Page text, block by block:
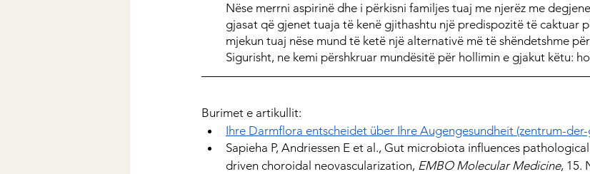
Nëse merrni aspirinë dhe i përkisni familjes tuaj me njerëz me
gjasat që gjenet tuaja të kenë gjithashtu një predispozitë të caktuar
mjekun tuaj nëse mund të ketë një alternativë më të shëndetshme
Sigurisht, ne kemi përshkruar mundësitë për hollimin e gjakut këtu:
Burimet e artikullit:
Ihre Darmflora entscheidet über Ihre Augengesundheit (zentrum-
Sapieha P, Andriessen E et al., Gut microbiota influences
driven choroidal neovascularization, EMBO Molecular Medicine, 15.